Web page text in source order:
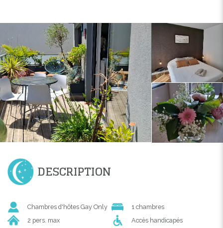
DESCRIPTION
Chambres d'hôtes Gay Only
1 chambres
2 pers. max
Accès handicapés